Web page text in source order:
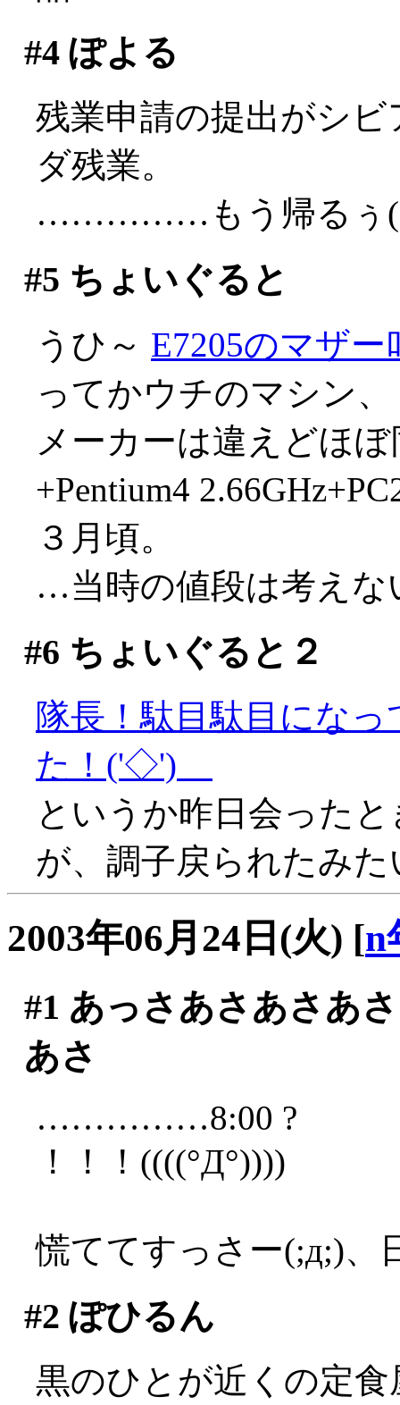
#4ぽよる
残業申請の提出がシ
ダ残業。
……………もう帰るぅ
#5 ちょいぐると
うひ～ E7205のマザー
ってかウチのマシン、
メーカーは違えどほ
+Pentium4
３月頃。
…当時の値段は考えな
#6 ちょいぐると２
隊長！駄目駄目にな
た！('◇')ゞ
というか昨日会った
が、調子戻られたみ
2003年06月24日(火) [n
#1 あっさあさあさあ
あさ
……………8:00 ?
！！！((((°Д°))))
慌ててすっさー(;д;)、
#2 ぽひるん
黒のひとが近くの定